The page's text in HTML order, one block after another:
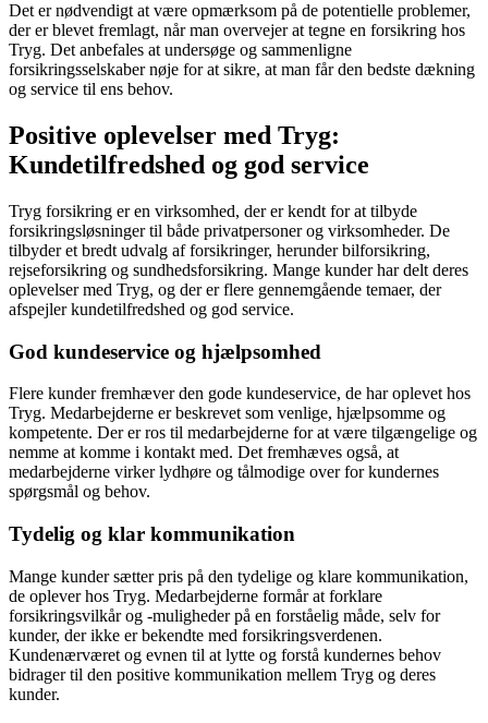
Det er nødvendigt at være opmærksom på de potentielle problemer,
der er blevet fremlagt, når man overvejer at tegne en forsikring hos
Tryg. Det anbefales at undersøge og sammenligne
forsikringsselskaber nøje for at sikre, at man får den bedste dækning
og service til ens behov.
Positive oplevelser med Tryg:
Kundetilfredshed og god service
Tryg forsikring er en virksomhed, der er kendt for at tilbyde
forsikringsløsninger til både privatpersoner og virksomheder. De
tilbyder et bredt udvalg af forsikringer, herunder bilforsikring,
rejseforsikring og sundhedsforsikring. Mange kunder har delt deres
oplevelser med Tryg, og der er flere gennemgående temaer, der
afspejler kundetilfredshed og god service.
God kundeservice og hjælpsomhed
Flere kunder fremhæver den gode kundeservice, de har oplevet hos
Tryg. Medarbejderne er beskrevet som venlige, hjælpsomme og
kompetente. Der er ros til medarbejderne for at være tilgængelige og
nemme at komme i kontakt med. Det fremhæves også, at
medarbejderne virker lydhøre og tålmodige over for kundernes
spørgsmål og behov.
Tydelig og klar kommunikation
Mange kunder sætter pris på den tydelige og klare kommunikation,
de oplever hos Tryg. Medarbejderne formår at forklare
forsikringsvilkår og -muligheder på en forståelig måde, selv for
kunder, der ikke er bekendte med forsikringsverdenen.
Kundenærværet og evnen til at lytte og forstå kundernes behov
bidrager til den positive kommunikation mellem Tryg og deres
kunder.